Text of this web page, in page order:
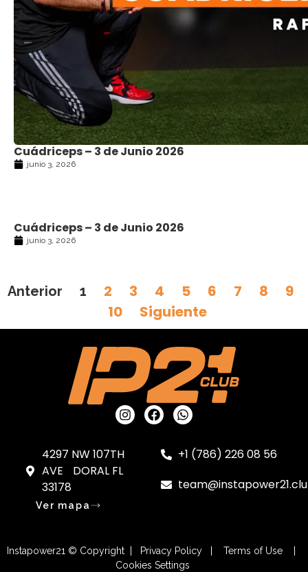
Cuádriceps – 3 de Junio 2026
junio 3, 2026
Cuádriceps – 3 de Junio 2026
junio 3, 2026
Anterior 1 2 3 4 5 6 7 8
9
10
Siguiente
4297 NW 107TH
AVE DORAL FL
33178
Ver mapa
+1 (786) 226 08 56
Instapower21 © Copyright | Privacy Policy | Terms of Use |
Cookies Settings